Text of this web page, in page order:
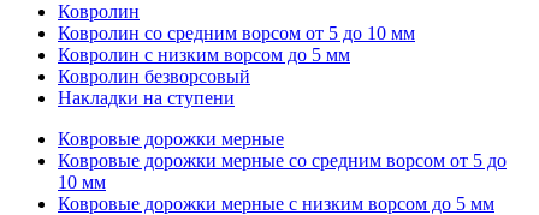
Ковролин
Ковролин со средним ворсом от 5 до 10 мм
Ковролин с низким ворсом до 5 мм
Ковролин безворсовый
Накладки на ступени
Ковровые дорожки мерные
Ковровые дорожки мерные со средним ворсом от 5 до
10 мм
Ковровые дорожки мерные с низким ворсом до 5 мм